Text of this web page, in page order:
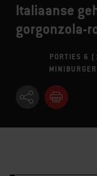
Italiaanse
gorgonzola-
PORTIES 6